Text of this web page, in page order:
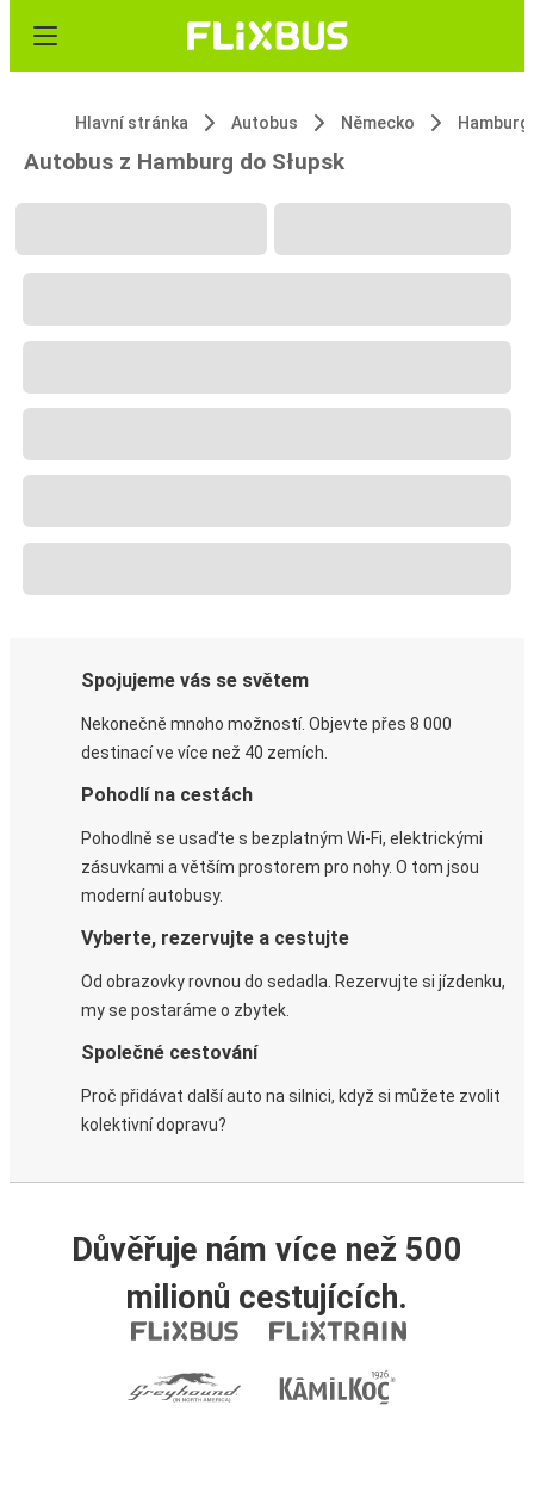
Hlavní stránka Autobus Německo Hamburg
Autobus z Hamburg do Słupsk
Spojujeme vás se světem
Nekonečně mnoho možností. Objevte přes 8 000
destinací ve více než 40 zemích.
Pohodlí na cestách
Pohodlně se usaďte s bezplatným Wi-Fi, elektrickými
zásuvkami a větším prostorem pro nohy. O tom jsou
moderní autobusy.
Vyberte, rezervujte a cestujte
Od obrazovky rovnou do sedadla. Rezervujte si jízdenku,
my se postaráme o zbytek.
Společné cestování
Proč přidávat další auto na silnici, když si můžete zvolit
kolektivní dopravu?
Důvěřuje nám více než 500
milionů cestujících.